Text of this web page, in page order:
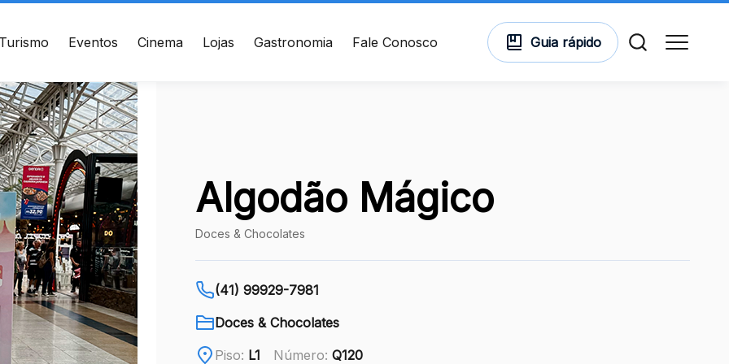
Turismo Eventos Cinema Lojas Gastronomia Fale Conosco Guia rápido
de Setembro, 2775 -
- Curitiba, PR - CEP:
local
Uber
WhatsApp
Algodão Mágico
Doces & Chocolates
(41) 99929-7981
Doces & Chocolates
Piso: L1 Número: Q120